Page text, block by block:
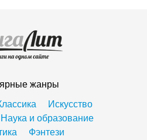
жанры
Искусство
Наука и образование
Фэнтези